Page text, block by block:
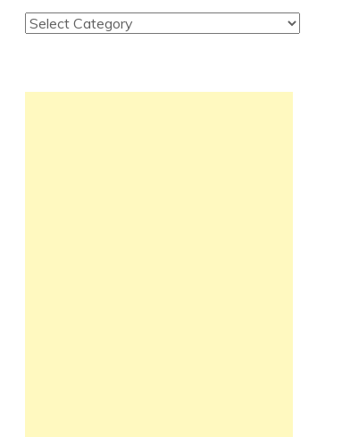
Categories